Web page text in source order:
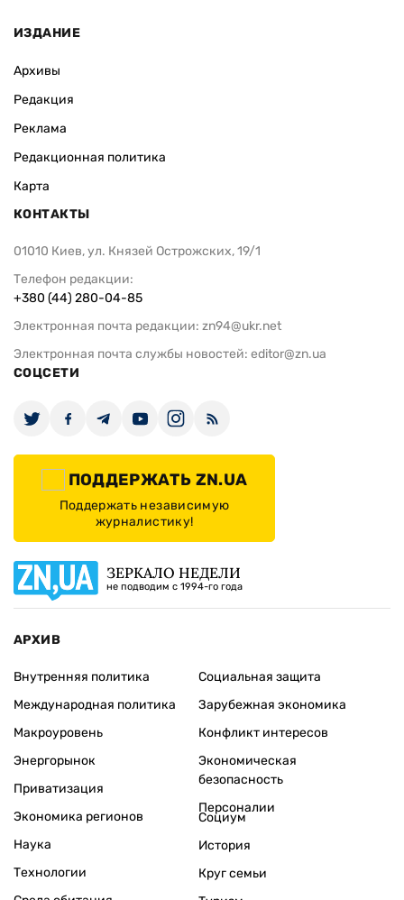
ИЗДАНИЕ
Архивы
Редакция
Реклама
Редакционная политика
Карта
КОНТАКТЫ
01010 Киев, ул. Князей Острожских, 19/1
Телефон редакции:
+380 (44) 280-04-85
Электронная почта редакции: zn94@ukr.net
Электронная почта службы новостей: editor@zn.ua
СОЦСЕТИ
ПОДДЕРЖАТЬ ZN.UA
Поддержать независимую
журналистику!
ЗЕРКАЛО НЕДЕЛИ
не подводим с 1994-го года
АРХИВ
Внутренняя политика
Международная политика
Макроуровень
Энергорынок
Приватизация
Экономика регионов
Социальная защита
Зарубежная экономика
Конфликт интересов
Экономическая
безопасность
Персоналии
Наука
Технологии
Социум
История
Круг семьи